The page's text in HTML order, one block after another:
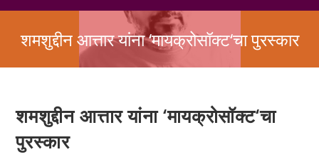
शमशुद्दीन आत्तार यांना ‘मायक्रोसॉक्ट‘चा पुरस्कार
शमशुद्दीन आत्तार यांना ‘मायक्रोसॉक्ट‘चा
पुरस्कार